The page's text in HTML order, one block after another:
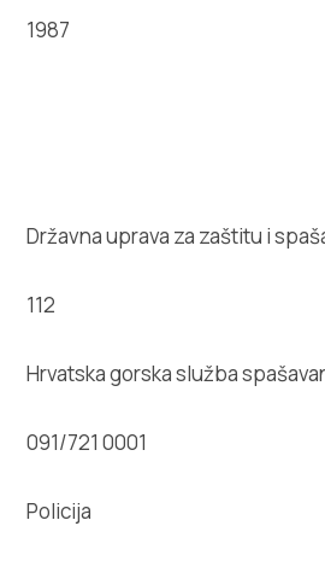
1987
Državna uprava za zaštitu i
112
Hrvatska gorska služba
091/721 0001
Policija